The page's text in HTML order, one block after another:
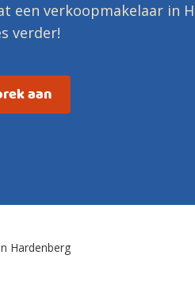
een verkoopmakelaar in
verder!
aan
Hardenberg